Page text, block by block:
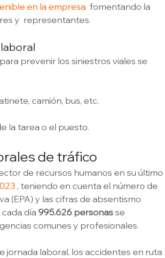
en la empresa fomentando la
y  representantes.
prevenir los siniestros viales se
camión, bus, etc.
la tarea o el puesto.
de tráfico
de recursos humanos en su último
, teniendo en cuenta el número de
(EPA) y las cifras de absentismo
cada día 995.626 personas se
comunes y profesionales.
jornada laboral, los accidentes en ruta